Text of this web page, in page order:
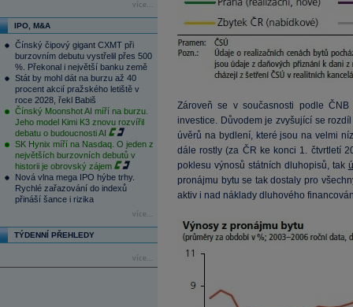
více...
IPO, M&A
Čínský čipový gigant CXMT při
burzovním debutu vystřelil přes 500
%. Překonal i největší banku země
Stát by mohl dát na burzu až 40
procent akcií pražského letiště v
roce 2028, řekl Babiš
Čínský Moonshot AI míří na burzu.
Jeho model Kimi K3 znovu rozvířil
debatu o budoucnosti AI
SK Hynix míří na Nasdaq. O jeden z
největších burzovních debutů v
historii je obrovský zájem
Nová vlna mega IPO hýbe trhy.
Rychlé zařazování do indexů
přináší šance i rizika
více...
TÝDENNÍ PŘEHLEDY
více...
Zároveň se v současnosti podle
investice. Důvodem je zvyšující se
úvěrů na bydlení, které jsou na velmi
dále rostly (za ČR ke konci 1. čtvrtletí
poklesu výnosů státních dluhopisů, tak
pronájmu bytu se tak dostaly pro
aktiv i nad náklady dluhového